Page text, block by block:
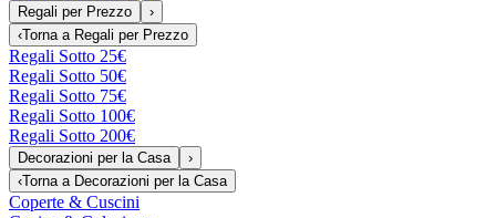
Regali per Prezzo
›
‹Torna a Regali per Prezzo
Regali Sotto 25€
Regali Sotto 50€
Regali Sotto 75€
Regali Sotto 100€
Regali Sotto 200€
Decorazioni per la Casa
›
‹Torna a Decorazioni per la Casa
Coperte & Cuscini